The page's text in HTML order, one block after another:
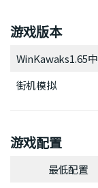
游戏版本
WinKawaks1.65
街机模拟
游戏配置
最低配置